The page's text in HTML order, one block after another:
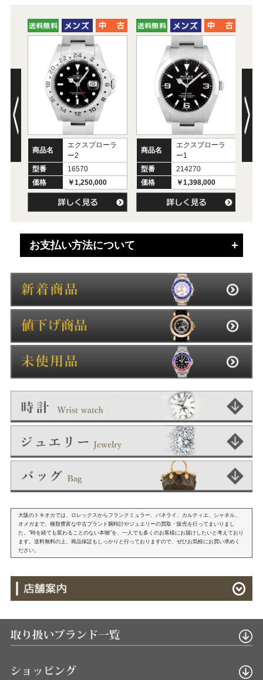
商品名
エクスプローラ
ー2
型番
16570
価格
￥1,250,000
商品名
エクスプローラ
ー1
型番
214270
価格
￥1,398,000
お支払い方法について
大阪のトキオカでは、ロレックスからフランクミュラー、パネライ、カルティエ、シャネル、
オメガまで、種類豊富な中古ブランド腕時計やジュエリーの買取・販売を行ってまいりまし
た。"時を経ても変わることのない本物"を、一人でも多くのお客様にお届けしたいと考えており
ます。送料無料の上、商品保証もしっかりと行っておりますので、ぜひお気軽にお買い求めく
ださい。